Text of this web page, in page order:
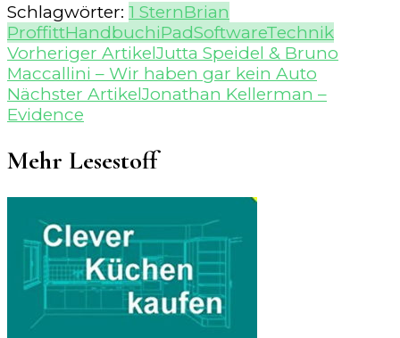
Schlagwörter: 1 SternBrian
ProffittHandbuchiPadSoftwareTechnik
Beitragsnavigation
Vorheriger ArtikelJutta Speidel & Bruno
Maccallini – Wir haben gar kein Auto
Nächster ArtikelJonathan Kellerman –
Evidence
Mehr Lesestoff